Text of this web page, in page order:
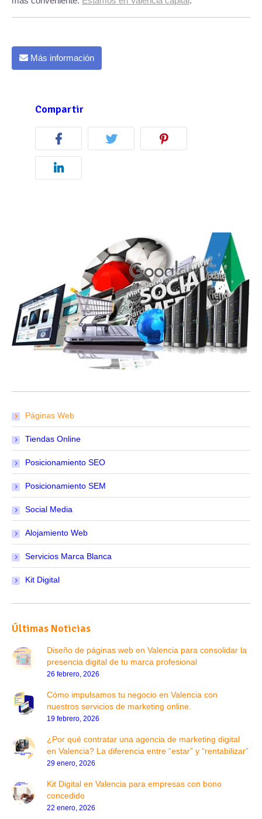
Más información
Compartir
Páginas Web
Tiendas Online
Posicionamiento SEO
Posicionamiento SEM
Social Media
Alojamiento Web
Servicios Marca Blanca
Kit Digital
Últimas Noticias
Diseño de páginas web en Valencia para consolidar la
presencia digital de tu marca profesional
26 febrero, 2026
Cómo impulsamos tu negocio en Valencia con
nuestros servicios de marketing online.
19 febrero, 2026
¿Por qué contratar una agencia de marketing digital
en Valencia? La diferencia entre “estar” y “rentabilizar”
29 enero, 2026
Kit Digital en Valencia para empresas con bono
concedido
22 enero, 2026